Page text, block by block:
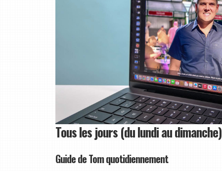
Tous les jours (du lundi au dimanche)
Guide de Tom quotidiennement